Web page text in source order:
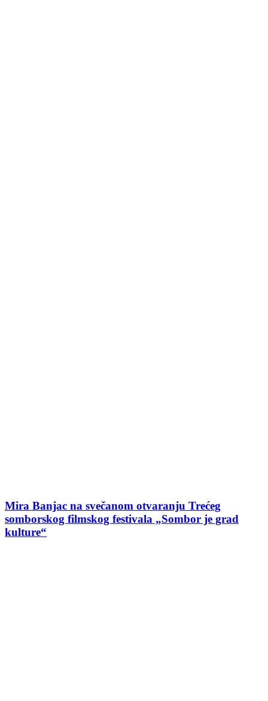
Mira Banjac na svečanom otvaranju Trećeg
somborskog filmskog festivala „Sombor je grad
kulture“